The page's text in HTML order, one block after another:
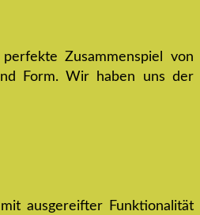
Zusammenspiel von
Form. Wir haben uns der
ausgereifter Funktionalität